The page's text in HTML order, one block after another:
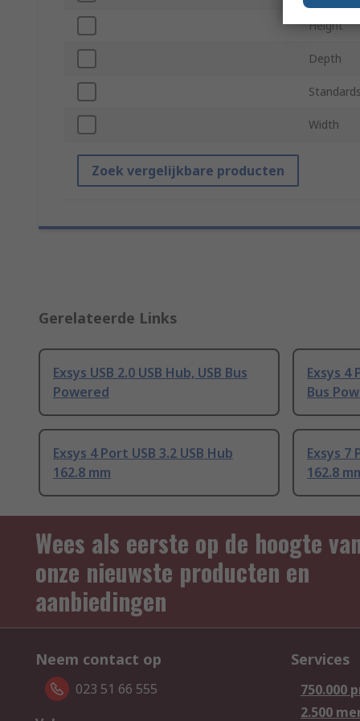
Height
Depth
Width
Zoek vergelijkbare producten
Gerelateerde Links
Exsys USB 2.0 USB Hub, USB Bus
Powered
Exsys 4
Bus
Exsys 4 Port USB 3.2 USB Hub
162.8 mm
Exsys 7
162.8
Wees als eerste op de hoogte
onze nieuwste producten en
aanbiedingen
Neem contact op
023 51 66 555
Services
750.000
2.500